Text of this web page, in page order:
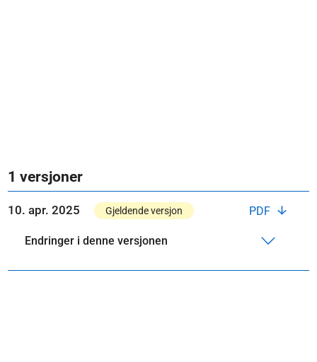
1 versjoner
PDF
10. apr. 2025 Gjeldende versjon
Endringer i denne versjonen